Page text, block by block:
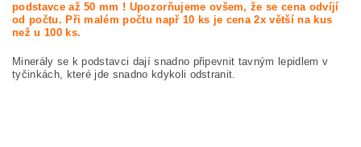
podstavce až 50 mm ! Upozorňujeme ovšem, že se cena odvíjí
od počtu. Při malém počtu např 10 ks je cena 2x větší na kus
než u 100 ks.
Minerály se k podstavci dají snadno připevnit tavným lepidlem v
tyčinkách, které jde snadno kdykoli odstranit.